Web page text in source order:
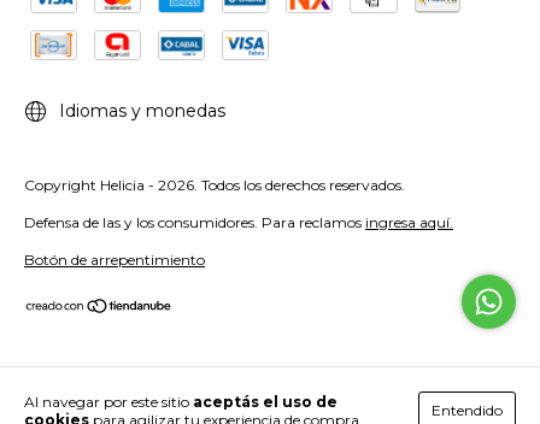
Al navegar por este sitio aceptás el uso de
cookies para agilizar tu experiencia de compra.
Entendido
Idiomas y monedas
Copyright Helicia - 2026. Todos los derechos reservados.
Defensa de las y los consumidores. Para reclamos ingresa aquí.
Botón de arrepentimiento